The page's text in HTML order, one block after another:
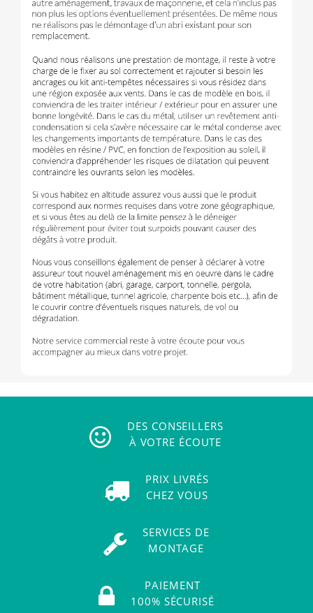
DES CONSEILLERS
À VOTRE ÉCOUTE
PRIX LIVRÉS
CHEZ VOUS
SERVICES DE
MONTAGE
PAIEMENT
100% SÉCURISÉ